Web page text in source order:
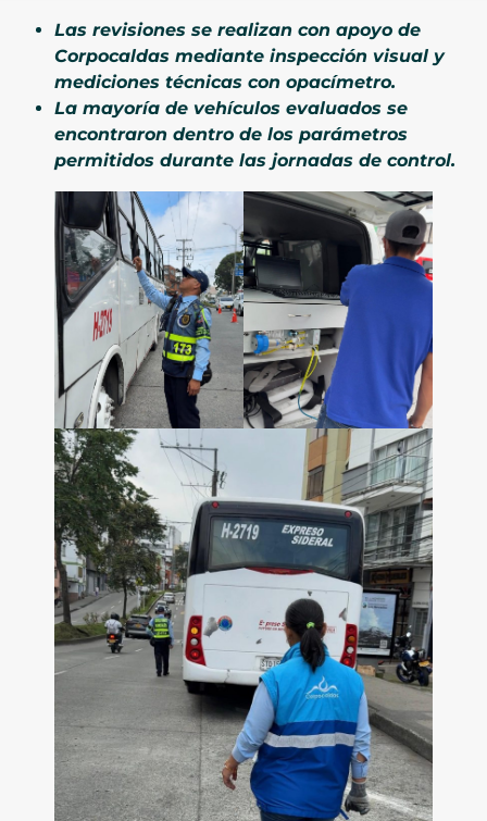
Las revisiones se realizan con apoyo de
Corpocaldas mediante inspección visual y
mediciones técnicas con opacímetro.
La mayoría de vehículos evaluados se
encontraron dentro de los parámetros
permitidos durante las jornadas de control.